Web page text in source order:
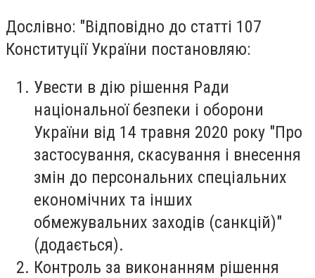
Дослівно: "Відповідно до статті 107
Конституції України постановляю:
Увести в дію рішення Ради
національної безпеки і оборони
України від 14 травня 2020 року "Про
застосування, скасування і внесення
змін до персональних спеціальних
економічних та інших
обмежувальних заходів (санкцій)"
(додається).
Контроль за виконанням рішення